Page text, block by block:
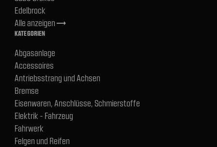
Edelbrock
Alle anzeigentrending_flat
KATEGORIEN
Abgasanlage
Accessoires
Antriebsstrang und Achsen
Bremse
Eisenwaren, Anschlüsse, Schmierstoffe
Elektrik - Fahrzeug
Fahrwerk
Felgen und Reifen